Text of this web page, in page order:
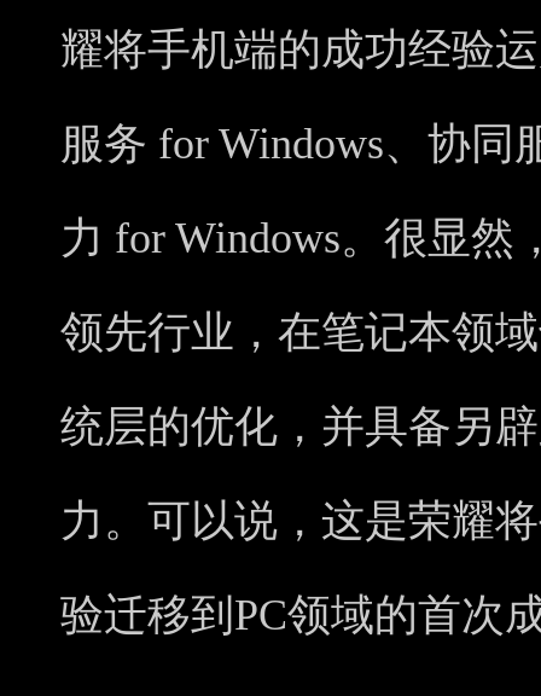
耀将手机端的成功经验
服务 for Windows、协同
力 for Windows。很显
领先行业，在笔记本领
统层的优化，并具备另
力。可以说，这是荣耀
验迁移到PC领域的首次